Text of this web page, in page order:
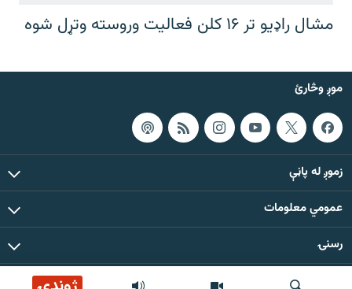
مشال راډیو تر ۱۶ کلن فعالیت وروسته وتړل شوه
موږ وڅارئ
زموږ له پاڼې
عمومي معلومات
رسنۍ
د دې ووبپاڼې د ټولو مطالبو حقوق له مشال راډیو سره خوندي دي